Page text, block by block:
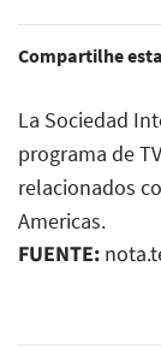
Compartilhe
La Sociedad
programa de
relacionados
Americas.
FUENTE: